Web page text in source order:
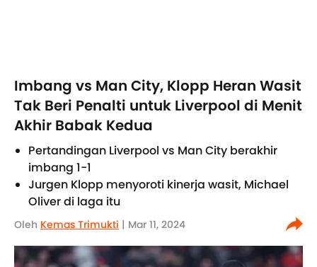
Imbang vs Man City, Klopp Heran Wasit
Tak Beri Penalti untuk Liverpool di Menit
Akhir Babak Kedua
Pertandingan Liverpool vs Man City berakhir
imbang 1-1
Jurgen Klopp menyoroti kinerja wasit, Michael
Oliver di laga itu
Oleh Kemas Trimukti | Mar 11, 2024